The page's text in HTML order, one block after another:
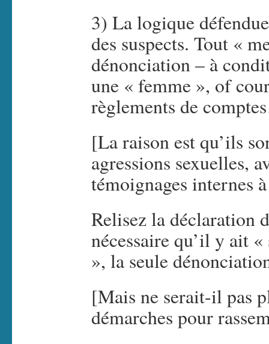
3) La logique
des suspects. Tout «
dénonciation – à
une « femme », of
règlements de
[La raison est qu’ils
agressions sexuelles,
témoignages internes
Relisez la déclaration
nécessaire qu’il y ait
», la seule
[Mais ne serait-il pas
démarches pour